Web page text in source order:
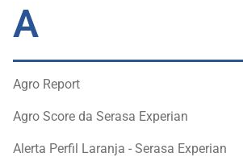
A
Agro Report
Agro Score da Serasa Experian
Alerta Perfil Laranja - Serasa Experian